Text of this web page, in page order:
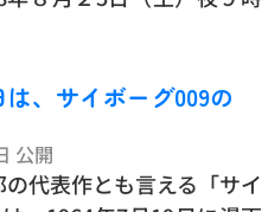
は、サイボーグ009の
公開
代表作とも言える「サイ